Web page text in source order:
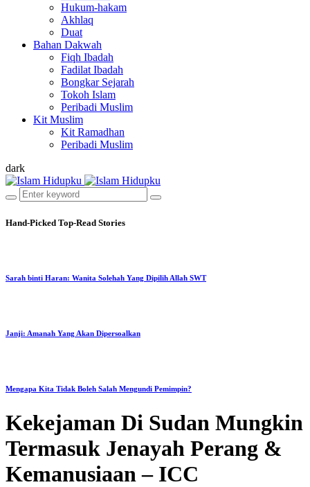
Hukum-hakam
Akhlaq
Duat
Bahan Dakwah
Fiqh Ibadah
Fadilat Ibadah
Bongkar Sejarah
Tokoh Islam
Peribadi Muslim
Kit Muslim
Kit Ramadhan
Peribadi Muslim
dark
Hand-Picked Top-Read Stories
Sarah binti Haran: Wanita Solehah Yang Dipilih Allah SWT
Janji: Amanah Yang Akan Dipersoalkan
Mengapa Kita Tidak Boleh Salah Mengundi Pemimpin?
Kekejaman Di Sudan Mungkin
Termasuk Jenayah Perang &
Kemanusiaan – ICC